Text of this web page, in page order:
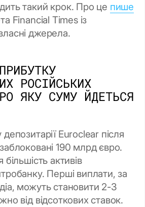
такий крок. Про це пише
Financial Times із
джерела.
РОСІЙСЬКИХ
ЯКУ СУМУ ЙДЕТЬСЯ
Euroclear після
190 млрд євро.
активів
Перші виплати, за
можуть становити 2-3
від відсоткових ставок.